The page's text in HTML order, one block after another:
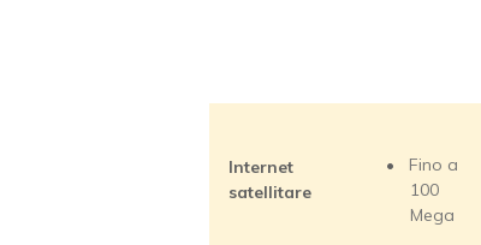
Internet
satellitare
Fino a
100
Mega